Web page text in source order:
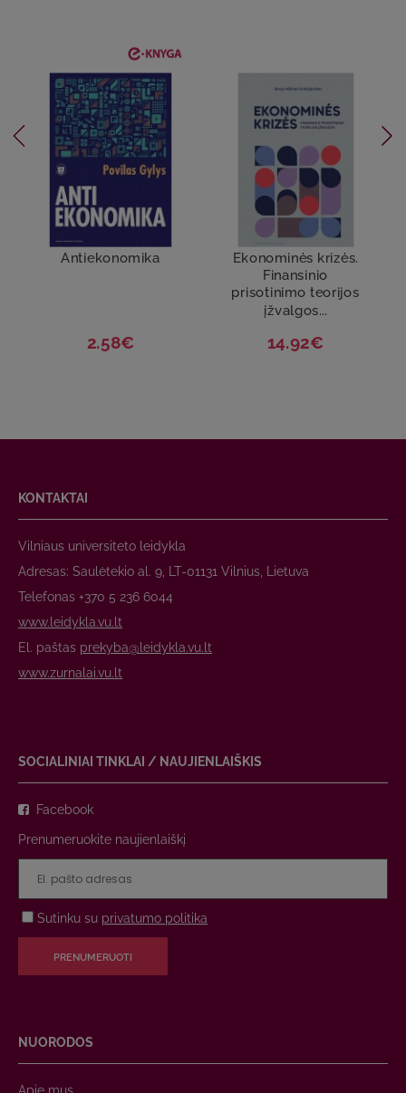
Antiekonomika
2.58€
Ekonominės krizės.
Finansinio
prisotinimo teorijos
įžvalgos...
14.92€
KONTAKTAI
Vilniaus universiteto leidykla
Adresas: Saulėtekio al. 9, LT-01131 Vilnius, Lietuva
Telefonas +370 5 236 6044
www.leidykla.vu.lt
El. paštas prekyba@leidykla.vu.lt
www.zurnalai.vu.lt
SOCIALINIAI TINKLAI / NAUJIENLAIŠKIS
Facebook
Prenumeruokite naujienlaiškį
Sutinku su privatumo politika
PRENUMERUOTI
NUORODOS